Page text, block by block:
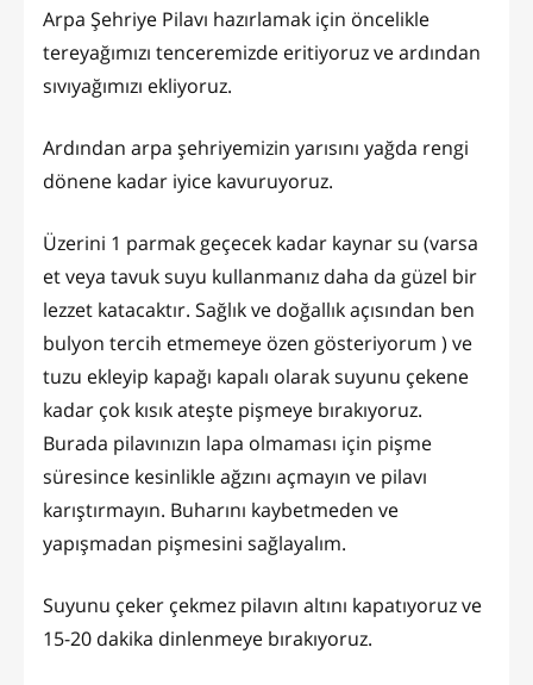
Arpa Şehriye Pilavı hazırlamak için öncelikle
tereyağımızı tenceremizde eritiyoruz ve ardından
sıvıyağımızı ekliyoruz.
Ardından arpa şehriyemizin yarısını yağda rengi
dönene kadar iyice kavuruyoruz.
Üzerini 1 parmak geçecek kadar kaynar su (varsa
et veya tavuk suyu kullanmanız daha da güzel bir
lezzet katacaktır. Sağlık ve doğallık açısından ben
bulyon tercih etmemeye özen gösteriyorum ) ve
tuzu ekleyip kapağı kapalı olarak suyunu çekene
kadar çok kısık ateşte pişmeye bırakıyoruz.
Burada pilavınızın lapa olmaması için pişme
süresince kesinlikle ağzını açmayın ve pilavı
karıştırmayın. Buharını kaybetmeden ve
yapışmadan pişmesini sağlayalım.
Suyunu çeker çekmez pilavın altını kapatıyoruz ve
15-20 dakika dinlenmeye bırakıyoruz.